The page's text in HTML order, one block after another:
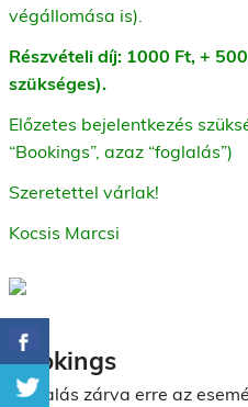
végállomása is).
Részvételi díj: 1000 Ft, +
szükséges).
Előzetes bejelentkezés
“Bookings”, azaz “foglalás”)
Szeretettel várlak!
Kocsis Marcsi
Bookings
Foglalás zárva erre az